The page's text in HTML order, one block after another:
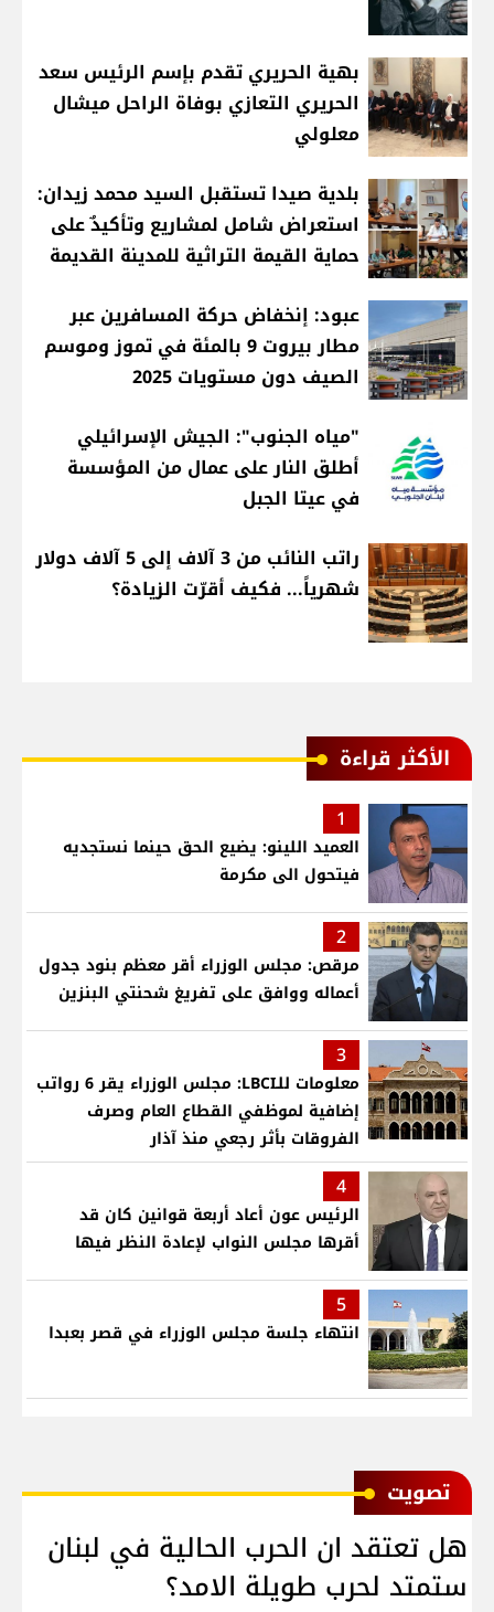
بهية الحريري تقدم بإسم الرئيس سعد
الحريري التعازي بوفاة الراحل ميشال
معلولي
بلدية صيدا تستقبل السيد محمد زيدان:
استعراض شامل لمشاريع وتأكيدٌ على
حماية القيمة التراثية للمدينة القديمة
عبود: إنخفاض حركة المسافرين عبر
مطار بيروت 9 بالمئة في تموز وموسم
الصيف دون مستويات 2025
"مياه الجنوب": الجيش الإسرائيلي
أطلق النار على عمال من المؤسسة
في عيتا الجبل
راتب النائب من 3 آلاف إلى 5 آلاف دولار
شهرياً... فكيف أقرّت الزيادة؟
الأكثر قراءة
1
العميد اللينو: يضيع الحق حينما نستجديه
فيتحول الى مكرمة
2
مرقص: مجلس الوزراء أقر معظم بنود جدول
أعماله ووافق على تفريغ شحنتي البنزين
3
معلومات للـLBCI: مجلس الوزراء يقر 6 رواتب
إضافية لموظفي القطاع العام وصرف
الفروقات بأثر رجعي منذ آذار
4
الرئيس عون أعاد أربعة قوانين كان قد
أقرها مجلس النواب لإعادة النظر فيها
5
انتهاء جلسة مجلس الوزراء في قصر بعبدا
ﺗﺼﻮﻳﺖ
هل تعتقد ان الحرب الحالية في لبنان
ستمتد لحرب طويلة الامد؟